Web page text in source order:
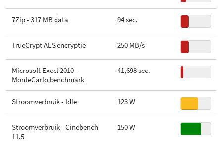
7Zip - 317 MB data 94 sec.
TrueCrypt AES encryptie 250 MB/s
Microsoft Excel 2010 -
MonteCarlo benchmark
41,698 sec.
Stroomverbruik - Idle 123 W
Stroomverbruik - Cinebench
11.5
150 W